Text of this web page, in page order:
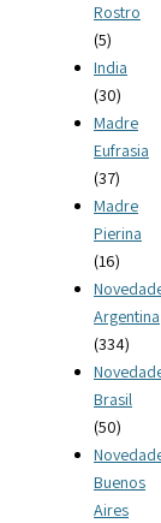
Rostro
(5)
India
(30)
Madre
Eufrasia
(37)
Madre
Pierina
(16)
Argentina
(334)
Brasil
(50)
Buenos
Aires